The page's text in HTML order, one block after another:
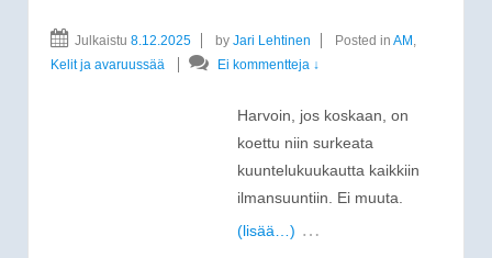
Julkaistu 8.12.2025 by Jari Lehtinen Posted in AM ,
Kelit ja avaruussää
Ei kommentteja ↓
Harvoin, jos koskaan, on
koettu niin surkeata
kuuntelukuukautta kaikkiin
ilmansuuntiin. Ei muuta.
(lisää…) …